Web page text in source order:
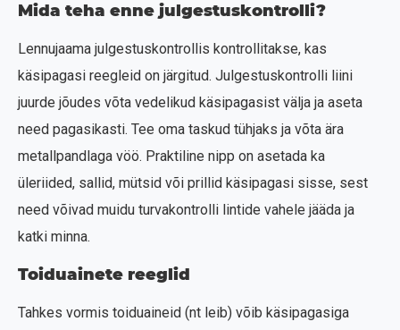
Mida teha enne julgestuskontrolli?
Lennujaama julgestuskontrollis kontrollitakse, kas
käsipagasi reegleid on järgitud. Julgestuskontrolli liini
juurde jõudes võta vedelikud käsipagasist välja ja aseta
need pagasikasti. Tee oma taskud tühjaks ja võta ära
metallpandlaga vöö. Praktiline nipp on asetada ka
üleriided, sallid, mütsid või prillid käsipagasi sisse, sest
need võivad muidu turvakontrolli lintide vahele jääda ja
katki minna.
Toiduainete reeglid
Tahkes vormis toiduaineid (nt leib) võib käsipagasiga